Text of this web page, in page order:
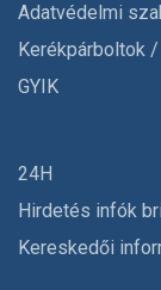
Adatvédelmi
Kerékpárboltok
GYIK
24H
Hirdetés infók
Kereskedői